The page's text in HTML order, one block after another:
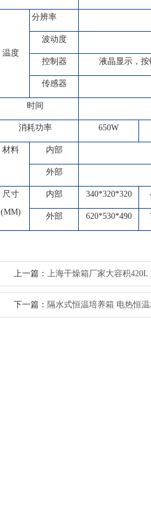
温度
分辨率
波动度
控制器 液晶显示，
传感器
时间
消耗功率 650W
材料 内部
外部
尺寸
(MM)
内部 340*320*320
外部 620*530*490
上一篇： 上海干燥箱厂家大容积
下一篇： 隔水式恒温培养箱 电热恒